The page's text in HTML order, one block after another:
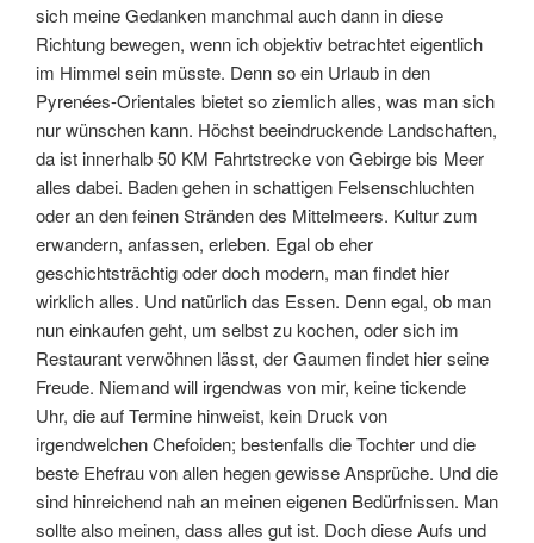
sich meine Gedanken manchmal auch dann in diese
Richtung bewegen, wenn ich objektiv betrachtet eigentlich
im Himmel sein müsste. Denn so ein Urlaub in den
Pyrenées-Orientales bietet so ziemlich alles, was man sich
nur wünschen kann. Höchst beeindruckende Landschaften,
da ist innerhalb 50 KM Fahrtstrecke von Gebirge bis Meer
alles dabei. Baden gehen in schattigen Felsenschluchten
oder an den feinen Stränden des Mittelmeers. Kultur zum
erwandern, anfassen, erleben. Egal ob eher
geschichtsträchtig oder doch modern, man findet hier
wirklich alles. Und natürlich das Essen. Denn egal, ob man
nun einkaufen geht, um selbst zu kochen, oder sich im
Restaurant verwöhnen lässt, der Gaumen findet hier seine
Freude. Niemand will irgendwas von mir, keine tickende
Uhr, die auf Termine hinweist, kein Druck von
irgendwelchen Chefoiden; bestenfalls die Tochter und die
beste Ehefrau von allen hegen gewisse Ansprüche. Und die
sind hinreichend nah an meinen eigenen Bedürfnissen. Man
sollte also meinen, dass alles gut ist. Doch diese Aufs und